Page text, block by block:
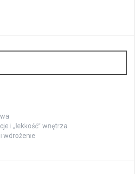
i „lekkość” wnętrza
wdrożenie